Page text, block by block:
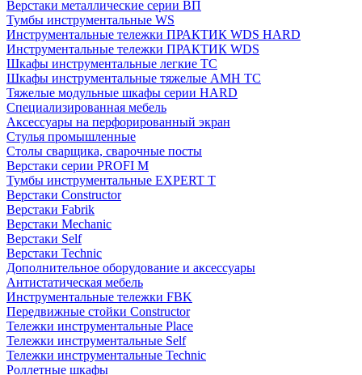
Верстаки металлические серии ВП
Тумбы инструментальные WS
Инструментальные тележки ПРАКТИК WDS HARD
Инструментальные тележки ПРАКТИК WDS
Шкафы инструментальные легкие ТС
Шкафы инструментальные тяжелые AMH TC
Тяжелые модульные шкафы серии HARD
Cпециализированная мебель
Аксессуары на перфорированный экран
Стулья промышленные
Столы сварщика, сварочные посты
Верстаки серии PROFI M
Тумбы инструментальные EXPERT T
Верстаки Constructor
Верстаки Fabrik
Верстаки Mechanic
Верстаки Self
Верстаки Technic
Дополнительное оборудование и аксессуары
Антистатическая мебель
Инструментальные тележки FBK
Передвижные стойки Constructor
Тележки инструментальные Place
Тележки инструментальные Self
Тележки инструментальные Technic
Роллетные шкафы